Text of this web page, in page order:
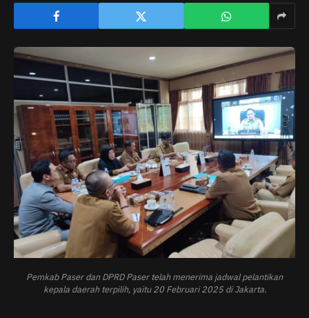
Pemkab Paser dan DPRD Paser telah menerima jadwal pelantikan
kepala daerah terpilih, yaitu 20 Februari 2025 di Jakarta.